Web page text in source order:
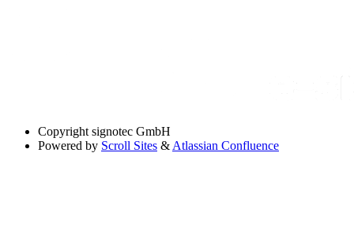
Copyright signotec GmbH
Powered by Scroll Sites & Atlassian Confluence